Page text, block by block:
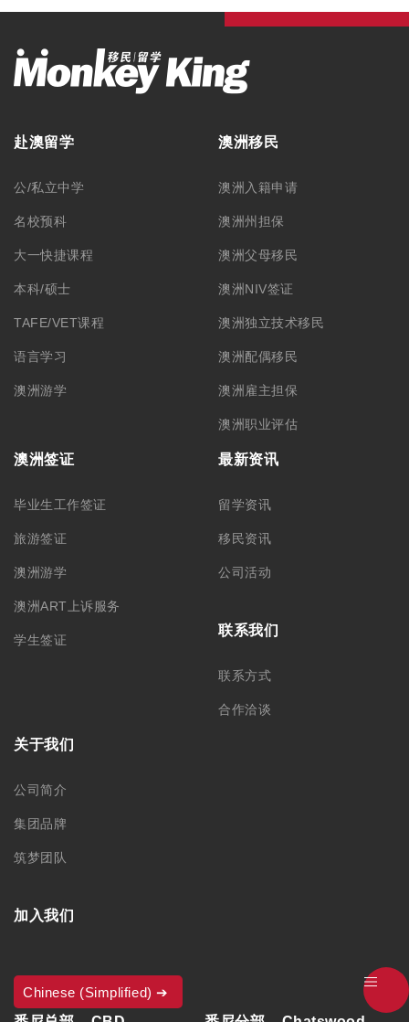
赴澳留学
公/私立中学
名校预科
大一快捷课程
本科/硕士
TAFE/VET课程
语言学习
澳洲游学
澳洲移民
澳洲入籍申请
澳洲州担保
澳洲父母移民
澳洲NIV签证
澳洲独立技术移民
澳洲配偶移民
澳洲雇主担保
澳洲职业评估
澳洲签证
毕业生工作签证
旅游签证
澳洲游学
澳洲ART上诉服务
学生签证
最新资讯
留学资讯
移民资讯
公司活动
联系我们
联系方式
合作洽谈
关于我们
公司简介
集团品牌
筑梦团队
加入我们
Chinese (Simplified)